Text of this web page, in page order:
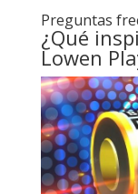
Preguntas
¿Qué
Lowen